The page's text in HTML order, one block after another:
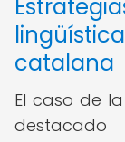
catalana
El caso de